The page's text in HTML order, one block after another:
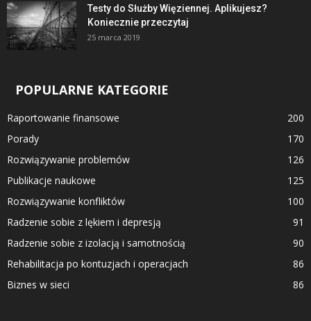
Testy do Służby Więziennej. Aplikujesz?
Koniecznie przeczytaj
25 marca 2019
POPULARNE KATEGORIE
Raportowanie finansowe
200
Porady
170
Rozwiązywanie problemów
126
Publikacje naukowe
125
Rozwiązywanie konfliktów
100
Radzenie sobie z lękiem i depresją
91
Radzenie sobie z izolacją i samotnością
90
Rehabilitacja po kontuzjach i operacjach
86
Biznes w sieci
86